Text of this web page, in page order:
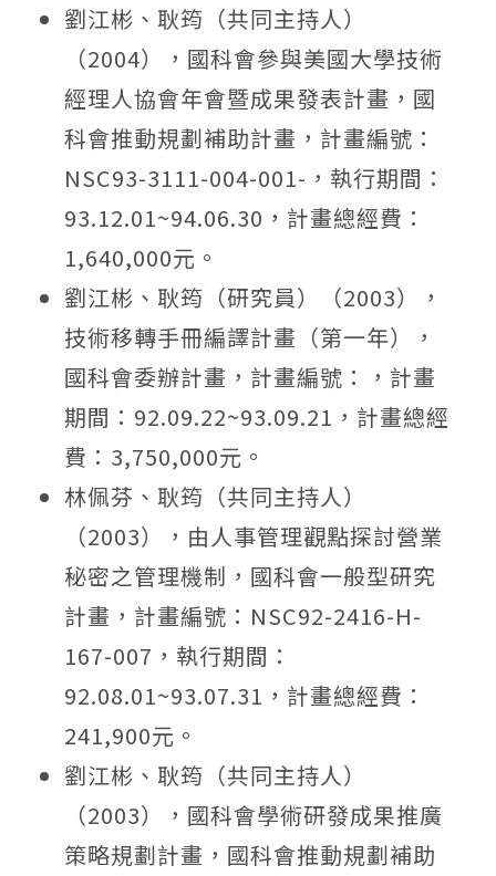
劉江彬、耿筠（共同主持人）
（2004），國科會參與美國大學技術
經理人協會年會暨成果發表計畫，國
科會推動規劃補助計畫，計畫編號：
NSC93-3111-004-001-，執行期間：
93.12.01~94.06.30，計畫總經費：
1,640,000元。
劉江彬、耿筠（研究員）（2003），
技術移轉手冊編譯計畫（第一年），
國科會委辦計畫，計畫編號：，計畫
期間：92.09.22~93.09.21，計畫總經
費：3,750,000元。
林佩芬、耿筠（共同主持人）
（2003），由人事管理觀點探討營業
秘密之管理機制，國科會一般型研究
計畫，計畫編號：NSC92-2416-H-
167-007，執行期間：
92.08.01~93.07.31，計畫總經費：
241,900元。
劉江彬、耿筠（共同主持人）
（2003），國科會學術研發成果推廣
策略規劃計畫，國科會推動規劃補助